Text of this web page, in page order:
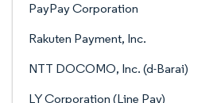
PayPay Corporation
Rakuten Payment, Inc.
NTT DOCOMO, Inc. (d-Barai)
LY Corporation (Line Pay)